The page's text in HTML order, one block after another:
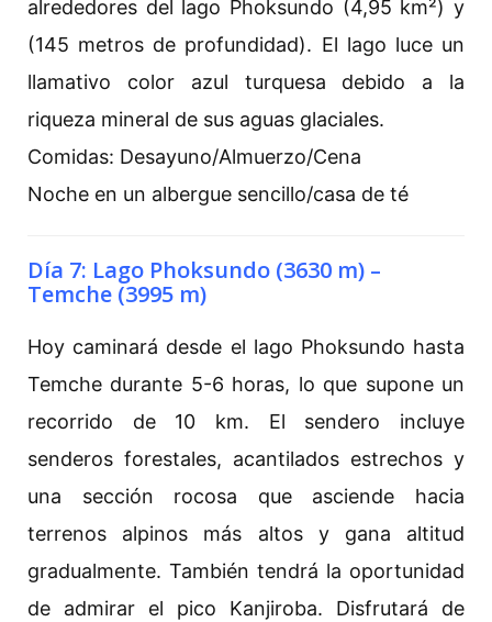
alrededores del lago Phoksundo (4,95 km²) y
(145 metros de profundidad). El lago luce un
llamativo color azul turquesa debido a la
riqueza mineral de sus aguas glaciales.
Comidas: Desayuno/Almuerzo/Cena
Noche en un albergue sencillo/casa de té
Día 7: Lago Phoksundo (3630 m) –
Temche (3995 m)
Hoy caminará desde el lago Phoksundo hasta
Temche durante 5-6 horas, lo que supone un
recorrido de 10 km. El sendero incluye
senderos forestales, acantilados estrechos y
una sección rocosa que asciende hacia
terrenos alpinos más altos y gana altitud
gradualmente. También tendrá la oportunidad
de admirar el pico Kanjiroba. Disfrutará de